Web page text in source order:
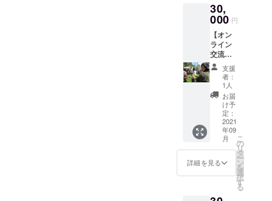
しま
す。 広
大な自
然、迫
力のあ
る動物
たち、
活き活
きとし
た子供
たちの
表情の
数々を
ご体感
くださ
い。
※20ペー
30,
000 円
【オン
ライン
交流会
②：現
地ス
タッフ
との交
流】 タ
ンザニ
ア現地
とオン
ライン
でつな
いでの
交流会
に参加
支援
者：
1人
お届
け予
定：
2021
年09
月
詳細を見る
こ
の
リ
タ
ー
ン
を
選
択
す
る